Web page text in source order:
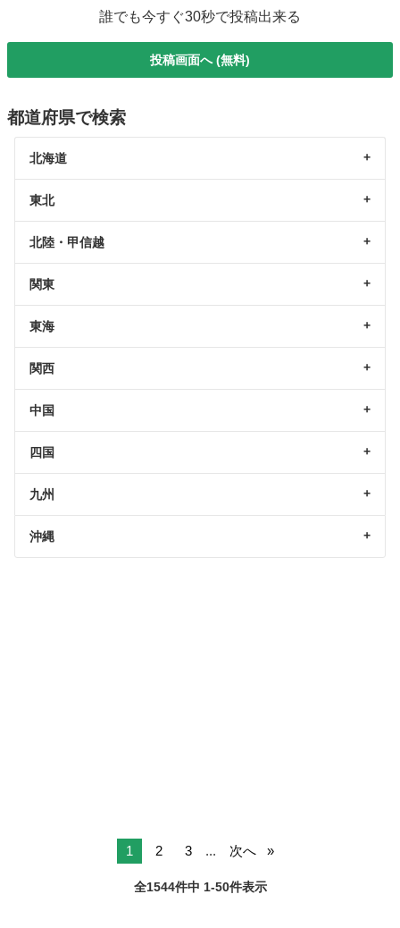
誰でも今すぐ30秒で投稿出来る
投稿画面へ (無料)
都道府県で検索
北海道
東北
北陸・甲信越
関東
東海
関西
中国
四国
九州
沖縄
1 2 3 ... 次へ
全1544件中 1-50件表示